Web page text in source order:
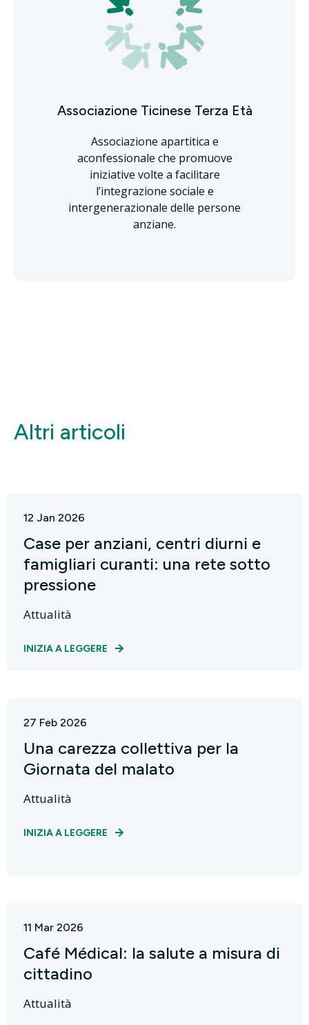
Associazione Ticinese Terza Età
Associazione apartitica e
aconfessionale che promuove
iniziative volte a facilitare
l’integrazione sociale e
intergenerazionale delle persone
anziane.
Altri articoli
12 Jan 2026
Case per anziani, centri diurni e
famigliari curanti: una rete sotto
pressione
Attualità
INIZIA A LEGGERE
27 Feb 2026
Una carezza collettiva per la
Giornata del malato
Attualità
INIZIA A LEGGERE
11 Mar 2026
Café Médical: la salute a misura di
cittadino
Attualità